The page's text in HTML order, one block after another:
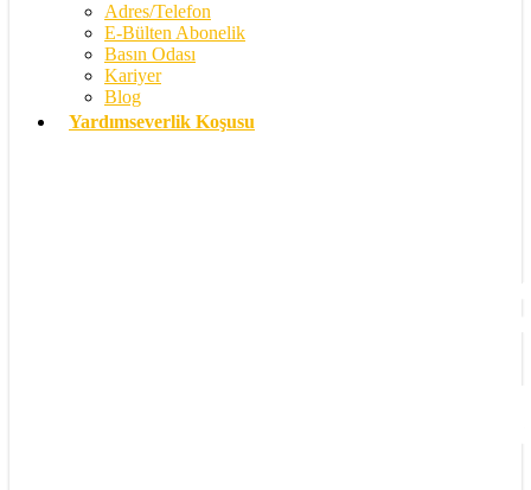
Adres/Telefon
E-Bülten Abonelik
Basın Odası
Kariyer
Blog
Yardımseverlik Koşusu